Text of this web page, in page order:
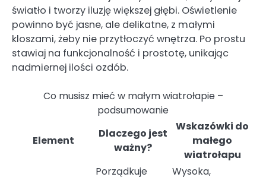
światło i tworzy iluzję większej głębi. Oświetlenie
powinno być jasne, ale delikatne, z małymi
kloszami, żeby nie przytłoczyć wnętrza. Po prostu
stawiaj na funkcjonalność i prostotę, unikając
nadmiernej ilości ozdób.
Co musisz mieć w małym wiatrołapie –
podsumowanie
Element
Dlaczego jest
ważny?
Wskazówki do
małego
wiatrołapu
Porządkuje
Wysoka,